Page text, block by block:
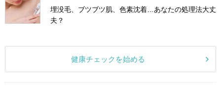
埋没毛、ブツブツ肌、色素沈着…あなたの処理法大丈
夫？
健康チェックを始める